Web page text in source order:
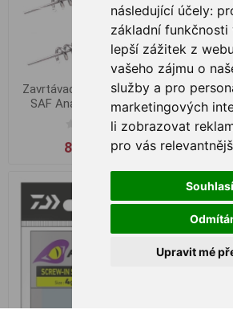
následující účely:
základní funkčnosti
lepší zážitek z webu
vašeho zájmu o
služby a pro
marketingových
li zobrazovat
pro vás
Upravit mé
Zavrtávací Jigová Hlavička
SAF Anaconda 27g 3ks
80,00 Kč
SAF